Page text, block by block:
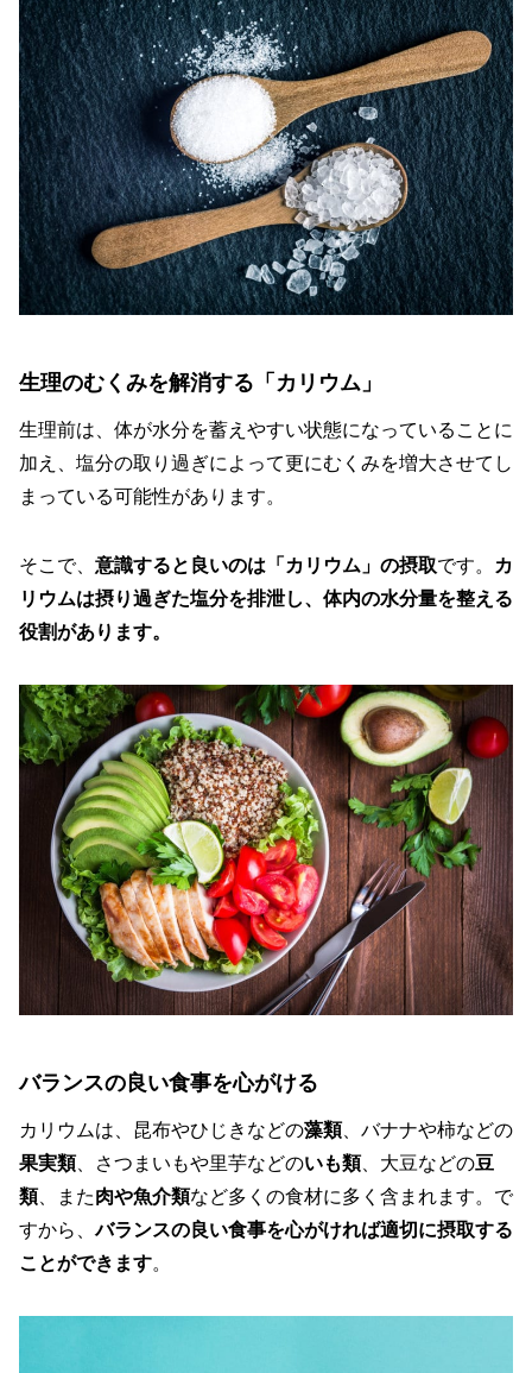
生理のむくみを解消する「カリウム」
生理前は、体が水分を蓄えやすい状態になっていることに
加え、塩分の取り過ぎによって更にむくみを増大させてし
まっている可能性があります。
そこで、 意識すると良いのは「カリウム」の摂取です。
カ
リウムは摂り過ぎた塩分を排泄し、体内の水分量を整える
役割があります。
バランスの良い食事を心がける
カリウムは、昆布やひじきなどの藻類、バナナや柿などの
果実類、さつまいもや里芋などのいも類、大豆などの豆
類、また肉や魚介類など多くの食材に多く含まれます。で
すから、バランスの良い食事を心がければ適切に摂取する
ことができます。